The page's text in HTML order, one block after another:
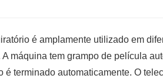
é amplamente utilizado em
máquina tem grampo de película
terminado automaticamente. O